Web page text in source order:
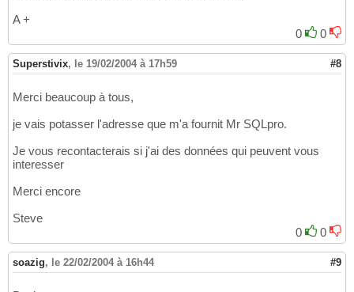
A +
0
0
Superstivix, le 19/02/2004 à 17h59 #8
Merci beaucoup à tous,
je vais potasser l'adresse que m'a fournit Mr SQLpro.
Je vous recontacterais si j'ai des données qui peuvent vous
interesser
Merci encore
Steve
0
0
soazig, le 22/02/2004 à 16h44 #9